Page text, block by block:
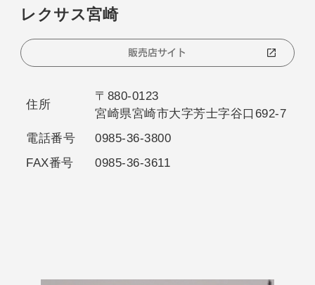
レクサス宮崎
販売店サイト
住所
〒880-0123
宮崎県宮崎市大字芳士字谷口692-7
電話番号 0985-36-3800
FAX番号 0985-36-3611